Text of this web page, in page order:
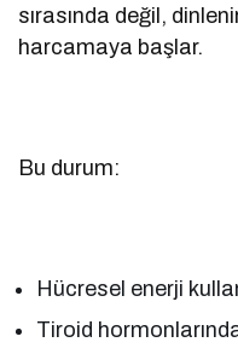
sırasında değil,
harcamaya başlar.
Bu durum:
Hücresel enerji
Tiroid